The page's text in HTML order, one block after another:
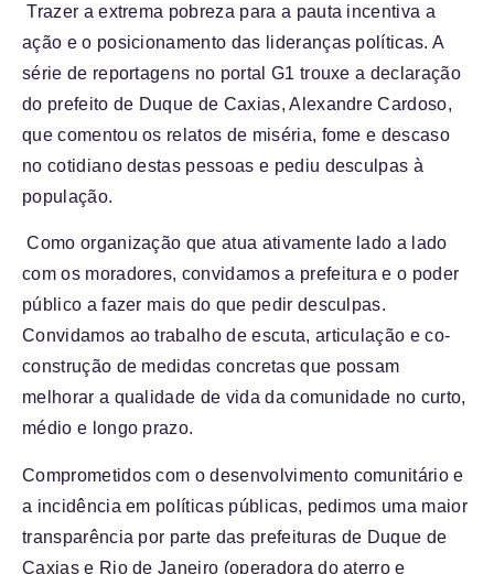
Trazer a extrema pobreza para a pauta incentiva a
ação e o posicionamento das lideranças políticas. A
série de reportagens no portal G1 trouxe a declaração
do prefeito de Duque de Caxias, Alexandre Cardoso,
que comentou os relatos de miséria, fome e descaso
no cotidiano destas pessoas e pediu desculpas à
população.
Como organização que atua ativamente lado a lado
com os moradores, convidamos a prefeitura e o poder
público a fazer mais do que pedir desculpas.
Convidamos ao trabalho de escuta, articulação e co-
construção de medidas concretas que possam
melhorar a qualidade de vida da comunidade no curto,
médio e longo prazo.
Comprometidos com o desenvolvimento comunitário e
a incidência em políticas públicas, pedimos uma maior
transparência por parte das prefeituras de Duque de
Caxias e Rio de Janeiro (operadora do aterro e